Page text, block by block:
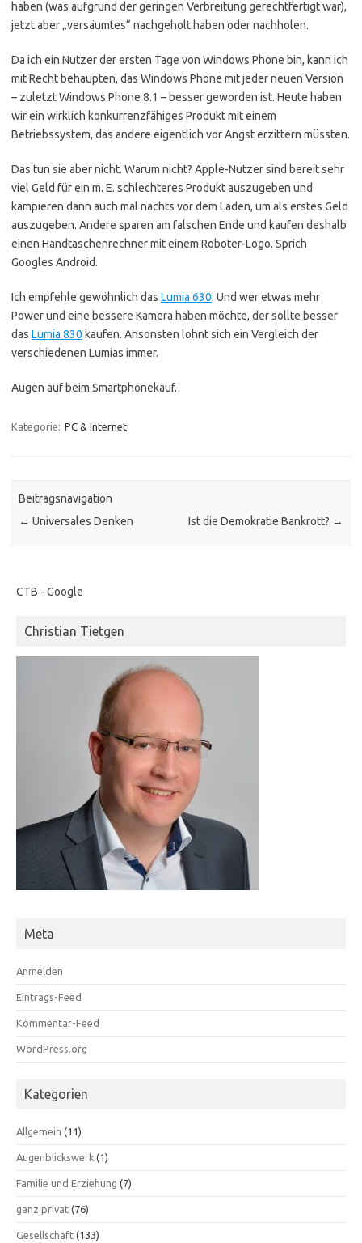
haben (was aufgrund der geringen Verbreitung gerechtfertigt war),
jetzt aber „versäumtes“ nachgeholt haben oder nachholen.
Da ich ein Nutzer der ersten Tage von Windows Phone bin, kann ich
mit Recht behaupten, das Windows Phone mit jeder neuen Version
– zuletzt Windows Phone 8.1 – besser geworden ist. Heute haben
wir ein wirklich konkurrenzfähiges Produkt mit einem
Betriebssystem, das andere eigentlich vor Angst erzittern müssten.
Das tun sie aber nicht. Warum nicht? Apple-Nutzer sind bereit sehr
viel Geld für ein m. E. schlechteres Produkt auszugeben und
kampieren dann auch mal nachts vor dem Laden, um als erstes Geld
auszugeben. Andere sparen am falschen Ende und kaufen deshalb
einen Handtaschenrechner mit einem Roboter-Logo. Sprich
Googles Android.
Ich empfehle gewöhnlich das Lumia 630. Und wer etwas mehr
Power und eine bessere Kamera haben möchte, der sollte besser
das Lumia 830 kaufen. Ansonsten lohnt sich ein Vergleich der
verschiedenen Lumias immer.
Augen auf beim Smartphonekauf.
Kategorie: PC & Internet
Beitragsnavigation
← Universales Denken Ist die Demokratie Bankrott? →
CTB - Google
Christian Tietgen
Meta
Anmelden
Eintrags-Feed
Kommentar-Feed
WordPress.org
Kategorien
Allgemein (11)
Augenblickswerk (1)
Familie und Erziehung (7)
ganz privat (76)
Gesellschaft (133)